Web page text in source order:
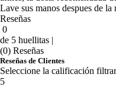
Lave sus manos despues de
Reseñas
0
de 5 huellitas |
(0) Reseñas
Reseñas de Clientes
Seleccione la calificación
5